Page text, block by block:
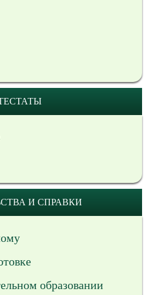
И СПРАВКИ
образовании